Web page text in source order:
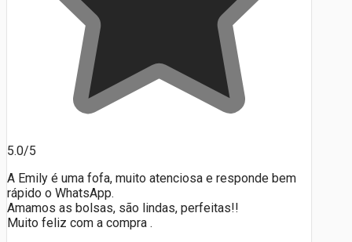
5.0/5
A Emily é uma fofa, muito atenciosa e responde bem
rápido o WhatsApp.
Amamos as bolsas, são lindas, perfeitas!!
Muito feliz com a compra .